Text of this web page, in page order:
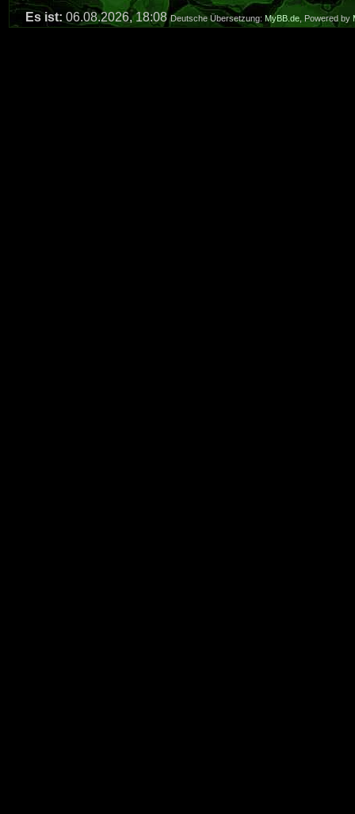
Es ist: 06.08.2026, 18:08 Deutsche Übersetzung: MyBB.de , Powered by